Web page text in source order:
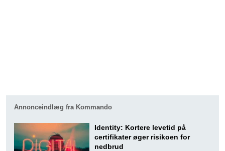
Annonceindlæg fra Kommando
Identity: Kortere levetid på
certifikater øger risikoen for
nedbrud